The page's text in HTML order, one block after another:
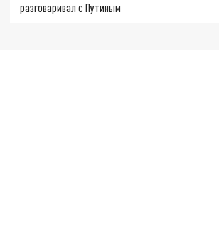
разговаривал с Путиным